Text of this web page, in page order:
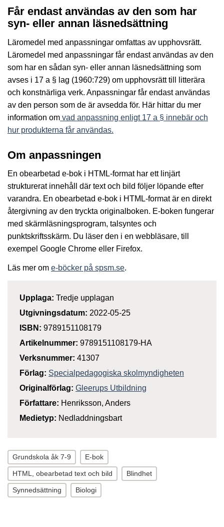
Får endast användas av den som har
syn- eller annan läsnedsättning
Läromedel med anpassningar omfattas av upphovsrätt.
Läromedel med anpassningar får endast användas av den
som har en sådan syn- eller annan läsnedsättning som
avses i 17 a § lag (1960:729) om upphovsrätt till litterära
och konstnärliga verk. Anpassningar får endast användas
av den person som de är avsedda för. Här hittar du mer
information om vad anpassning enligt 17 a § innebär och
hur produkterna får användas.
Om anpassningen
En obearbetad e-bok i HTML-format har ett linjärt
strukturerat innehåll där text och bild följer löpande efter
varandra. En obearbetad e-bok i HTML-format är en direkt
återgivning av den tryckta originalboken. E-boken fungerar
med skärmläsningsprogram, talsyntes och
punktskriftsskärm. Du läser den i en webbläsare, till
exempel Google Chrome eller Firefox.
Läs mer om e-böcker på spsm.se.
Upplaga: Tredje upplagan
Utgivningsdatum: 2022-05-25
ISBN: 9789151108179
Artikelnummer: 9789151108179-HA
Verksnummer: 41307
Förlag: Specialpedagogiska skolmyndigheten
Originalförlag: Gleerups Utbildning
Författare: Henriksson, Anders
Medietyp: Nedladdningsbart
Grundskola åk 7-9 E-bok
HTML, obearbetad text och bild Blindhet
Synnedsättning Biologi